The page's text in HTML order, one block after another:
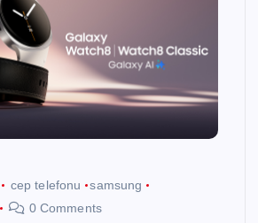
cep telefonu
samsung
0 Comments